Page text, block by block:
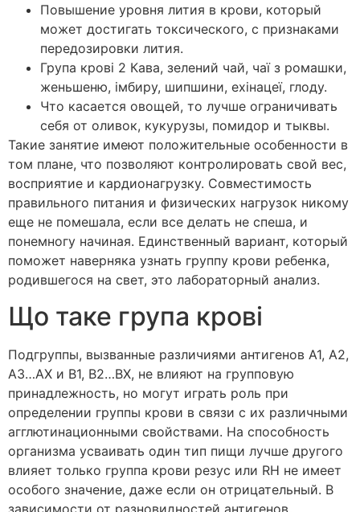
Повышение уровня лития в крови, который
может достигать токсического, с признаками
передозировки лития.
Група крові 2 Кава, зелений чай, чаї з ромашки,
женьшеню, імбиру, шипшини, ехінацеї, глоду.
Что касается овощей, то лучше ограничивать
себя от оливок, кукурузы, помидор и тыквы.
Такие занятие имеют положительные особенности в
том плане, что позволяют контролировать свой вес,
восприятие и кардионагрузку. Совместимость
правильного питания и физических нагрузок никому
еще не помешала, если все делать не спеша, и
понемногу начиная. Единственный вариант, который
поможет наверняка узнать группу крови ребенка,
родившегося на свет, это лабораторный анализ.
Що таке група крові
Подгруппы, вызванные различиями антигенов А1, А2,
А3…АХ и В1, В2…ВХ, не влияют на групповую
принадлежность, но могут играть роль при
определении группы крови в связи с их различными
агглютинационными свойствами. На способность
организма усваивать один тип пищи лучше другого
влияет только группа крови резус или RH не имеет
особого значение, даже если он отрицательный. В
зависимости от разновидностей антигенов,